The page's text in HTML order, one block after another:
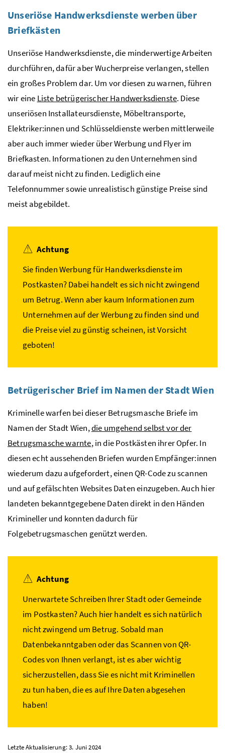
Unseriöse Handwerksdienste werben über
Briefkästen
Unseriöse Handwerksdienste, die minderwertige Arbeiten
durchführen, dafür aber Wucherpreise verlangen, stellen
ein großes Problem dar. Um vor diesen zu warnen, führen
wir eine Liste betrügerischer Handwerksdienste. Diese
unseriösen Installateursdienste, Möbeltransporte,
Elektriker:innen und Schlüsseldienste werben mittlerweile
aber auch immer wieder über Werbung und Flyer im
Briefkasten. Informationen zu den Unternehmen sind
darauf meist nicht zu finden. Lediglich eine
Telefonnummer sowie unrealistisch günstige Preise sind
meist abgebildet.
Achtung
Sie finden Werbung für Handwerksdienste im
Postkasten? Dabei handelt es sich nicht zwingend
um Betrug. Wenn aber kaum Informationen zum
Unternehmen auf der Werbung zu finden sind und
die Preise viel zu günstig scheinen, ist Vorsicht
geboten!
Betrügerischer Brief im Namen der Stadt Wien
Kriminelle warfen bei dieser Betrugsmasche Briefe im
Namen der Stadt Wien,die umgehend selbst vor der
Betrugsmasche warnte, in die Postkästen ihrer Opfer. In
diesen echt aussehenden Briefen wurden Empfänger:innen
wiederum dazu aufgefordert, einen QR-Code zu scannen
und auf gefälschten Websites Daten einzugeben. Auch hier
landeten bekanntgegebene Daten direkt in den Händen
Krimineller und konnten dadurch für
Folgebetrugsmaschen genützt werden.
Achtung
Unerwartete Schreiben Ihrer Stadt oder Gemeinde
im Postkasten? Auch hier handelt es sich natürlich
nicht zwingend um Betrug. Sobald man
Datenbekanntgaben oder das Scannen von QR-
Codes von Ihnen verlangt, ist es aber wichtig
sicherzustellen, dass Sie es nicht mit Kriminellen
zu tun haben, die es auf Ihre Daten abgesehen
haben!
Letzte Aktualisierung: 3. Juni 2024